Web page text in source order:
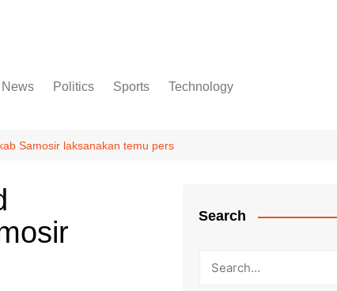
News Politics Sports Technology
Samosir laksanakan temu pers
Search